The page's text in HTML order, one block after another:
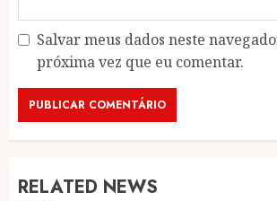
Salvar meus dados neste
próxima vez que eu comentar.
RELATED NEWS